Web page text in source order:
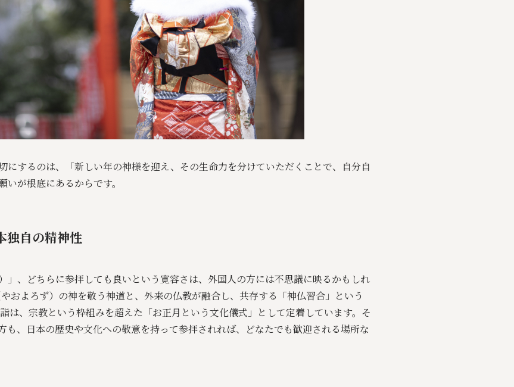
にするのは、「新しい年の神様を迎え、その生命力を分けていただくことで、自分自
が根底にあるからです。
独自の精神性
」、どちらに参拝しても良いという寛容さは、外国人の方には不思議に映るかもしれ
およろず）の神を敬う神道と、外来の仏教が融合し、共存する「神仏習合」という
は、宗教という枠組みを超えた「お正月という文化儀式」として定着しています。そ
も、日本の歴史や文化への敬意を持って参拝されれば、どなたでも歓迎される場所な